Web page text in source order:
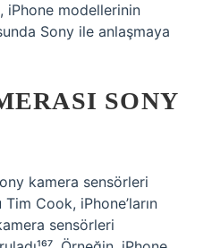
iPhone modellerinin
Sony ile anlaşmaya
SONY
kamera sensörleri
Tim Cook, iPhone’ların
sensörleri